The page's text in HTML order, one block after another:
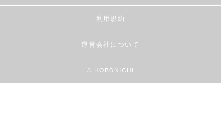
利用規約
運営会社について
© HOBONICHI